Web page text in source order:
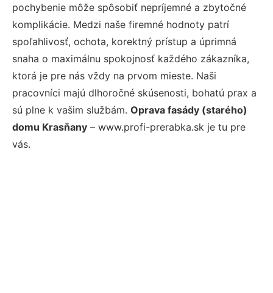
pochybenie môže spôsobiť nepríjemné a zbytočné
komplikácie. Medzi naše firemné hodnoty patrí
spoľahlivosť, ochota, korektný prístup a úprimná
snaha o maximálnu spokojnosť každého zákazníka,
ktorá je pre nás vždy na prvom mieste. Naši
pracovníci majú dlhoročné skúsenosti, bohatú prax a
sú plne k vašim službám. Oprava fasády (starého)
domu Krasňany – www.profi-prerabka.sk je tu pre
vás.